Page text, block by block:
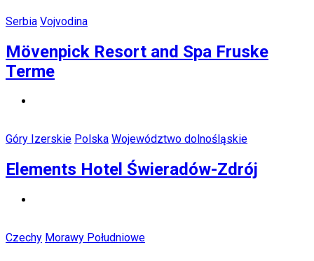
Serbia Vojvodina
Mövenpick Resort and Spa Fruske
Terme
Góry Izerskie Polska Województwo dolnośląskie
Elements Hotel Świeradów-Zdrój
Czechy Morawy Południowe